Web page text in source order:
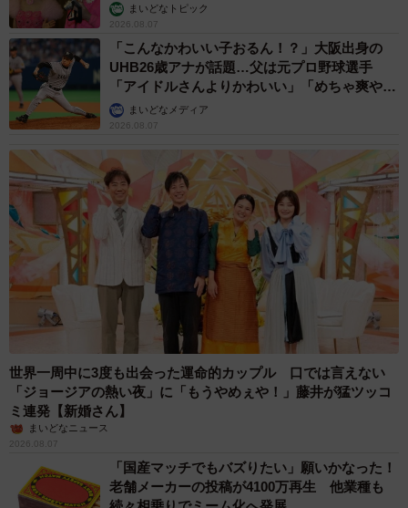
まいどなトピック
2026.08.07
「こんなかわいい子おるん！？」大阪出身の
UHB26歳アナが話題…父は元プロ野球選手
「アイドルさんよりかわいい」「めちゃ爽や
か」まいどなメディア
2026.08.07
世界一周中に3度も出会った運命的カップル 口では言えない
「ジョージアの熱い夜」に「もうやめぇや！」藤井が猛ツッコ
ミ連発【新婚さん】
まいどなニュース
2026.08.07
「国産マッチでもバズりたい」願いかなった！
老舗メーカーの投稿が4100万再生 他業種も